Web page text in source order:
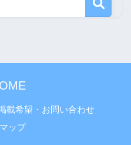
載希望・お問い合わせ
ップ